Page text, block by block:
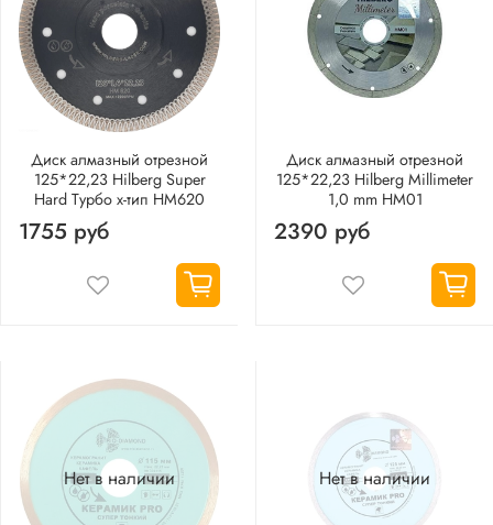
Диск алмазный отрезной
125*22,23 Hilberg Super
Hard Турбо х-тип HM620
1755 руб
Диск алмазный отрезной
125*22,23 Hilberg Millimeter
1,0 mm HM01
2390 руб
Нет в наличии Нет в наличии